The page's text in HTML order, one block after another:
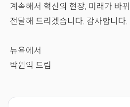
계속해서 혁신의 현장, 미래가 바
전달해 드리겠습니다. 감사합니다.
뉴욕에서
박원익 드림